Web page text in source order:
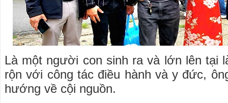
Là một người con sinh ra và lớn lên tại
rộn với công tác điều hành và y đức,
hướng về cội nguồn.